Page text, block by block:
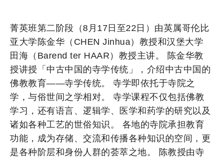
菁英班第二阶段（8月17日至22日）由英属哥伦比
亚大学陈金华（CHEN Jinhua）教授和汉堡大学
田海（Barend ter HAAR）教授主讲。 陈金华教
授讲授「中古中国的寺学传统」，介绍中古中国的
佛教教育——寺学传统。 寺学即依托于寺院之
学，与俗世间之学相对。 寺学课程不仅包括佛教
学习，还有语言、逻辑学、医学和药学的研究以及
诸如各种工艺的世俗知识。 各地的寺院承担教育
功能，成为存储、交流和传播各种知识的空间，更
是各种阶层和身份人群的荟萃之地。 陈教授由寺